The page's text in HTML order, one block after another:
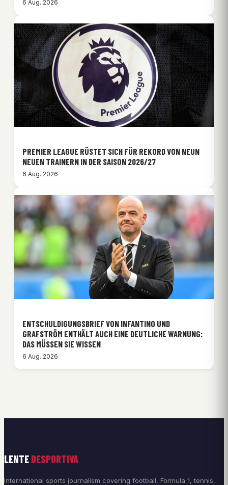
6 Aug. 2026
PREMIER LEAGUE RÜSTET SICH FÜR REKORD VON NEUN
NEUEN TRAINERN IN DER SAISON 2026/27
6 Aug. 2026
ENTSCHULDIGUNGSBRIEF VON INFANTINO UND
GRAFSTRÖM ENTHÄLT AUCH EINE DEUTLICHE WARNUNG:
DAS MÜSSEN SIE WISSEN
6 Aug. 2026
LENTE DESPORTIVA
International sports journalism covering football, Formula 1, tennis,